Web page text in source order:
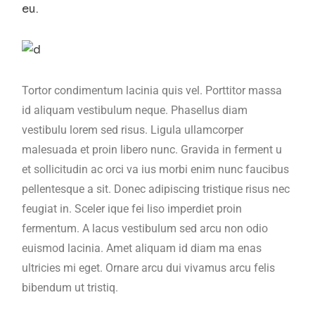
eu.
Tortor condimentum lacinia quis vel. Porttitor massa
id aliquam vestibulum neque. Phasellus diam
vestibulu lorem sed risus. Ligula ullamcorper
malesuada et proin libero nunc. Gravida in ferment u
et sollicitudin ac orci va ius morbi enim nunc faucibus
pellentesque a sit. Donec adipiscing tristique risus nec
feugiat in. Sceler ique fei liso imperdiet proin
fermentum. A lacus vestibulum sed arcu non odio
euismod lacinia. Amet aliquam id diam ma enas
ultricies mi eget. Ornare arcu dui vivamus arcu felis
bibendum ut tristiq.